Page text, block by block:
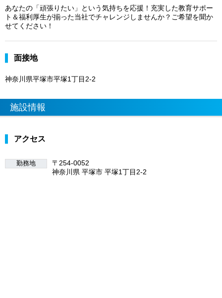
あなたの「頑張りたい」という気持ちを応援！充実した教育サポー
ト＆福利厚生が揃った当社でチャレンジしませんか？ご希望を聞か
せてください！
面接地
神奈川県平塚市平塚1丁目2-2
施設情報
アクセス
勤務地
〒254-0052
神奈川県 平塚市 平塚1丁目2-2